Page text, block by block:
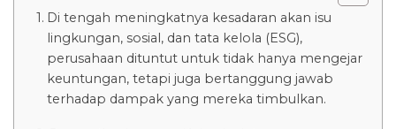
Di tengah meningkatnya kesadaran akan isu
lingkungan, sosial, dan tata kelola (ESG),
perusahaan dituntut untuk tidak hanya mengejar
keuntungan, tetapi juga bertanggung jawab
terhadap dampak yang mereka timbulkan.